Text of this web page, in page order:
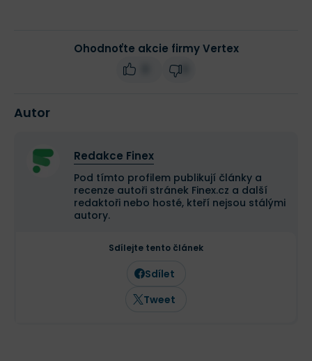
Ohodnoťte akcie firmy Vertex
Autor
Redakce Finex
Pod tímto profilem publikují články a
recenze autoři stránek Finex.cz a další
redaktoři nebo hosté, kteří nejsou stálými
autory.
Sdílejte tento článek
Sdílet
Tweet